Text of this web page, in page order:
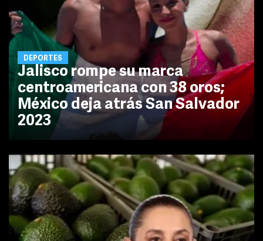
DEPORTES
Jalisco rompe su marca
centroamericana con 38 oros;
México deja atrás San Salvador
2023